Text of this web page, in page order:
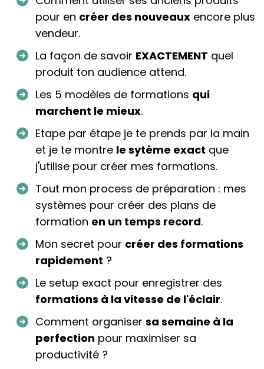
pour en créer des nouveaux encore plus
vendeur.
La façon de savoir EXACTEMENT quel
produit ton audience attend.
Les 5 modèles de formations qui
marchent le mieux.
Etape par étape je te prends par la main
et je te montre le sytème exact que
j'utilise pour créer mes formations.
Tout mon process de préparation : mes
systèmes pour créer des plans de
formation en un temps record.
Mon secret pour créer des formations
rapidement ?
Le setup exact pour enregistrer des
formations à la vitesse de l'éclair.
Comment organiser sa semaine à la
perfection pour maximiser sa
productivité ?